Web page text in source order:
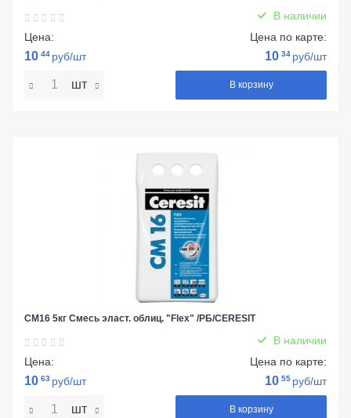
В наличии
Цена:
10 44 руб/шт
Цена по карте:
10 34 руб/шт
шт В корзину
СМ16 5кг Смесь эласт. облиц. "Flex" /РБ/CERESIT
В наличии
Цена:
10 63 руб/шт
Цена по карте:
10 55 руб/шт
шт В корзину